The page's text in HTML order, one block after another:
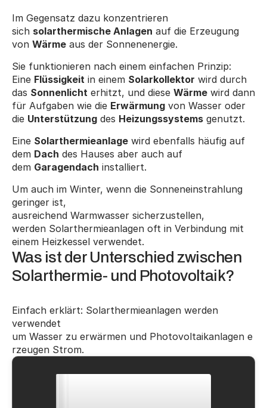
Im Gegensatz dazu konzentrieren
sich solarthermische Anlagen auf die Erzeugung
von Wärme aus der Sonnenenergie.
Sie funktionieren nach einem einfachen Prinzip:
Eine Flüssigkeit in einem Solarkollektor wird durch
das Sonnenlicht erhitzt, und diese Wärme wird dann
für Aufgaben wie die Erwärmung von Wasser oder
die Unterstützung des Heizungssystems genutzt.
Eine Solarthermieanlage wird ebenfalls häufig auf
dem Dach des Hauses aber auch auf
dem Garagendach installiert.
Um auch im Winter, wenn die Sonneneinstrahlung
geringer ist,
ausreichend Warmwasser sicherzustellen,
werden Solarthermieanlagen oft in Verbindung mit
einem Heizkessel verwendet.
Was ist der Unterschied zwischen
Solarthermie- und Photovoltaik?
Einfach erklärt: Solarthermieanlagen werden
verwendet
um Wasser zu erwärmen und Photovoltaikanlagen e
rzeugen Strom.